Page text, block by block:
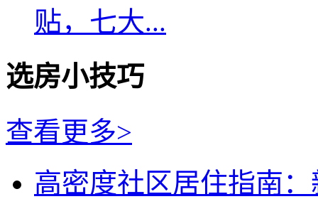
贴，七大...
选房小技巧
查看更多>
高密度社区居住指南